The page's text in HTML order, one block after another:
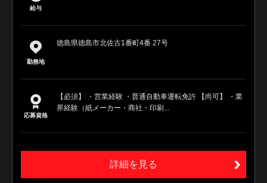
給与
勤務地
徳島県徳島市北佐古1番町4番 27号
応募資格
【必須】 ・営業経験 ・普通自動車運転免許 【尚可】 ・業
界経験（紙メーカー・商社・印刷...
詳細を見る